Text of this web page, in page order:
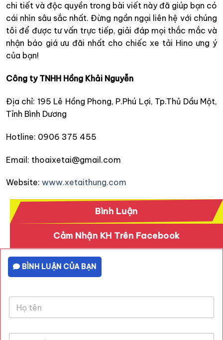
chi tiết và độc quyền trong bài viết này đã giúp bạn có
cái nhìn sâu sắc nhất. Đừng ngần ngại liên hệ với chúng
tôi để được tư vấn trực tiếp, giải đáp mọi thắc mắc và
nhận báo giá ưu đãi nhất cho chiếc xe tải Hino ưng ý
của bạn!
Công ty TNHH Hồng Khải Nguyễn
Địa chỉ: 195 Lê Hồng Phong, P.Phú Lợi, Tp.Thủ Dầu Một,
Tỉnh Bình Dương
Hotline: 0906 375 455
Email: thoaixetai@gmail.com
Website: www.xetaithung.com
Bình Luận
Cảm Nhận KH Trên Facebook
BÌNH LUẬN CỦA BẠN